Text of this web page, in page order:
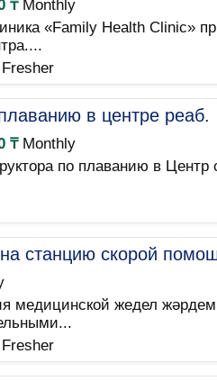
₸Monthly
«Family Health Clinic»
в центре реаб.
₸Monthly
по плаванию в
станцию скорой
медицинской жедел